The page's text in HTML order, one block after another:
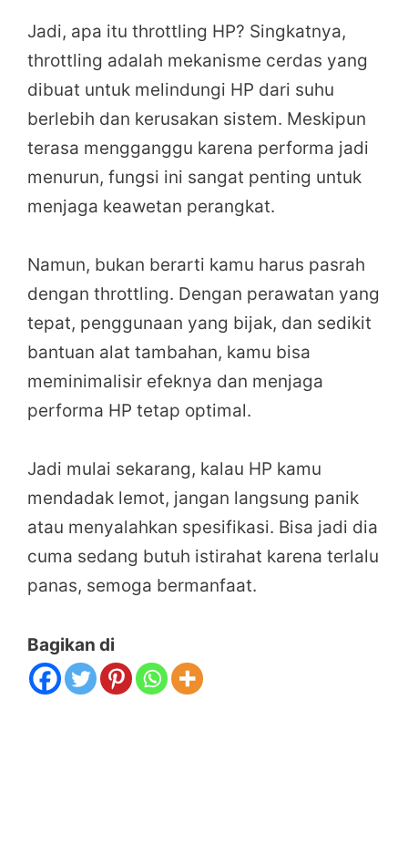
Jadi, apa itu throttling HP? Singkatnya,
throttling adalah mekanisme cerdas yang
dibuat untuk melindungi HP dari suhu
berlebih dan kerusakan sistem. Meskipun
terasa mengganggu karena performa jadi
menurun, fungsi ini sangat penting untuk
menjaga keawetan perangkat.
Namun, bukan berarti kamu harus pasrah
dengan throttling. Dengan perawatan yang
tepat, penggunaan yang bijak, dan sedikit
bantuan alat tambahan, kamu bisa
meminimalisir efeknya dan menjaga
performa HP tetap optimal.
Jadi mulai sekarang, kalau HP kamu
mendadak lemot, jangan langsung panik
atau menyalahkan spesifikasi. Bisa jadi dia
cuma sedang butuh istirahat karena terlalu
panas, semoga bermanfaat.
Bagikan di